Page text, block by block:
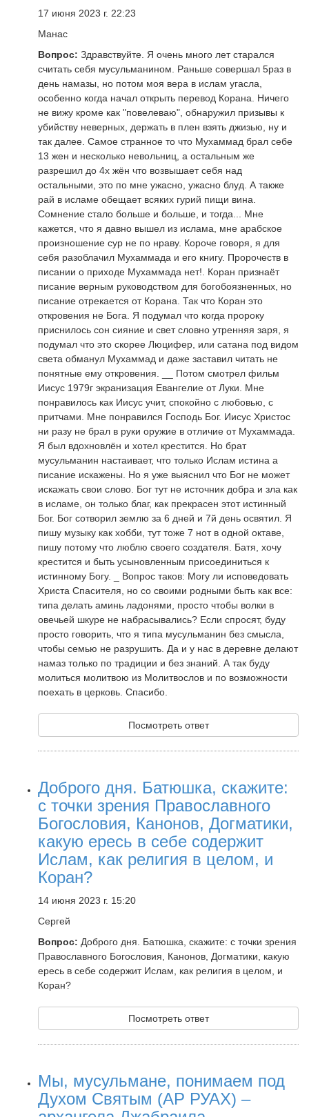
17 июня 2023 г. 22:23
Манас
Вопрос: Здравствуйте. Я очень много лет старался
считать себя мусульманином. Раньше совершал 5раз в
день намазы, но потом моя вера в ислам угасла,
особенно когда начал открыть перевод Корана. Ничего
не вижу кроме как "повелеваю", обнаружил призывы к
убийству неверных, держать в плен взять джизью, ну и
так далее. Самое странное то что Мухаммад брал себе
13 жен и несколько невольниц, а остальным же
разрешил до 4х жён что возвышает себя над
остальными, это по мне ужасно, ужасно блуд. А также
рай в исламе обещает всяких гурий пищи вина.
Сомнение стало больше и больше, и тогда... Мне
кажется, что я давно вышел из ислама, мне арабское
произношение сур не по нраву. Короче говоря, я для
себя разоблачил Мухаммада и его книгу. Пророчеств в
писании о приходе Мухаммада нет!. Коран признаёт
писание верным руководством для богобоязненных, но
писание отрекается от Корана. Так что Коран это
откровения не Бога. Я подумал что когда пророку
приснилось сон сияние и свет словно утренняя заря, я
подумал что это скорее Люцифер, или сатана под видом
света обманул Мухаммад и даже заставил читать не
понятные ему откровения. __ Потом смотрел фильм
Иисус 1979г экранизация Евангелие от Луки. Мне
понравилось как Иисус учит, спокойно с любовью, с
притчами. Мне понравился Господь Бог. Иисус Христос
ни разу не брал в руки оружие в отличие от Мухаммада.
Я был вдохновлён и хотел крестится. Но брат
мусульманин настаивает, что только Ислам истина а
писание искажены. Но я уже выяснил что Бог не может
искажать свои слово. Бог тут не источник добра и зла как
в исламе, он только благ, как прекрасен этот истинный
Бог. Бог сотворил землю за 6 дней и 7й день освятил. Я
пишу музыку как хобби, тут тоже 7 нот в одной октаве,
пишу потому что люблю своего создателя. Батя, хочу
крестится и быть усыновленным присоединиться к
истинному Богу. _ Вопрос таков: Могу ли исповедовать
Христа Спасителя, но со своими родными быть как все:
типа делать аминь ладонями, просто чтобы волки в
овечьей шкуре не набрасывались? Если спросят, буду
просто говорить, что я типа мусульманин без смысла,
чтобы семью не разрушить. Да и у нас в деревне делают
намаз только по традиции и без знаний. А так буду
молиться молитвою из Молитвослов и по возможности
поехать в церковь. Спасибо.
Посмотреть ответ
Доброго дня. Батюшка, скажите:
с точки зрения Православного
Богословия, Канонов, Догматики,
какую ересь в себе содержит
Ислам, как религия в целом, и
Коран?
14 июня 2023 г. 15:20
Сергей
Вопрос: Доброго дня. Батюшка, скажите: с точки зрения
Православного Богословия, Канонов, Догматики, какую
ересь в себе содержит Ислам, как религия в целом, и
Коран?
Посмотреть ответ
Мы, мусульмане, понимаем под
Духом Святым (АР РУАХ) –